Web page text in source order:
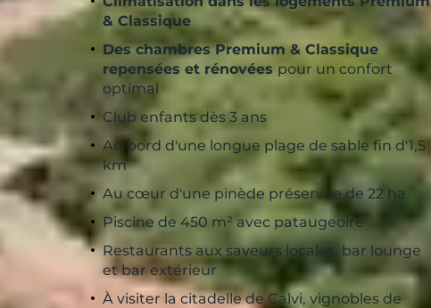
& Classique
Des chambres Premium & Classique
repensées et rénovées pour un confort
optimal
Club enfants dès 3 ans
Au bord d'une longue plage de sable fin d'1,5
km
Au cœur d'une pinède préservée de 22 ha
Piscine de 450 m² avec pataugeoire
Restaurants aux saveurs locales, bar lounge
et bar extérieur
À visiter la citadelle de Calvi, vignobles de